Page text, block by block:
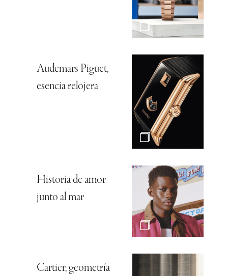
Audemars Piguet,
esencia relojera
Historia de amor
junto al mar
Cartier, geometría